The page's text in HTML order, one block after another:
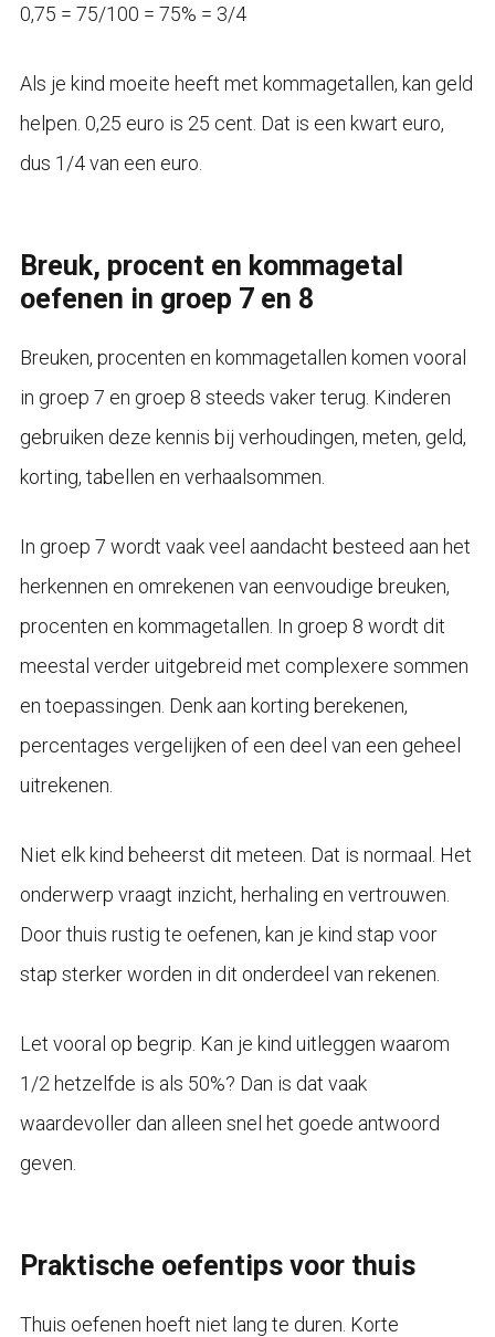
0,75 = 75/100 = 75% = 3/4
Als je kind moeite heeft met kommagetallen, kan geld
helpen. 0,25 euro is 25 cent. Dat is een kwart euro,
dus 1/4 van een euro.
Breuk, procent en kommagetal
oefenen in groep 7 en 8
Breuken, procenten en kommagetallen komen vooral
in groep 7 en groep 8 steeds vaker terug. Kinderen
gebruiken deze kennis bij verhoudingen, meten, geld,
korting, tabellen en verhaalsommen.
In groep 7 wordt vaak veel aandacht besteed aan het
herkennen en omrekenen van eenvoudige breuken,
procenten en kommagetallen. In groep 8 wordt dit
meestal verder uitgebreid met complexere sommen
en toepassingen. Denk aan korting berekenen,
percentages vergelijken of een deel van een geheel
uitrekenen.
Niet elk kind beheerst dit meteen. Dat is normaal. Het
onderwerp vraagt inzicht, herhaling en vertrouwen.
Door thuis rustig te oefenen, kan je kind stap voor
stap sterker worden in dit onderdeel van rekenen.
Let vooral op begrip. Kan je kind uitleggen waarom
1/2 hetzelfde is als 50%? Dan is dat vaak
waardevoller dan alleen snel het goede antwoord
geven.
Praktische oefentips voor thuis
Thuis oefenen hoeft niet lang te duren. Korte